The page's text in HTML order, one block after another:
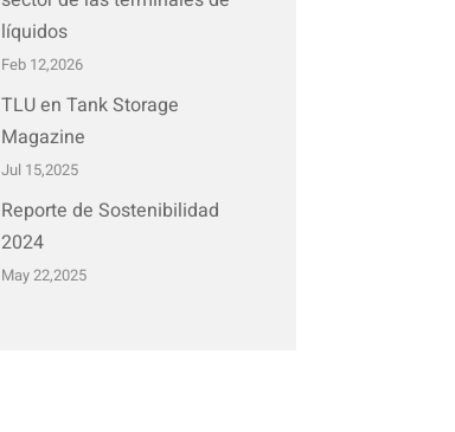
líquidos
Feb 12,2026
TLU en Tank Storage
Magazine
Jul 15,2025
Reporte de Sostenibilidad
2024
May 22,2025